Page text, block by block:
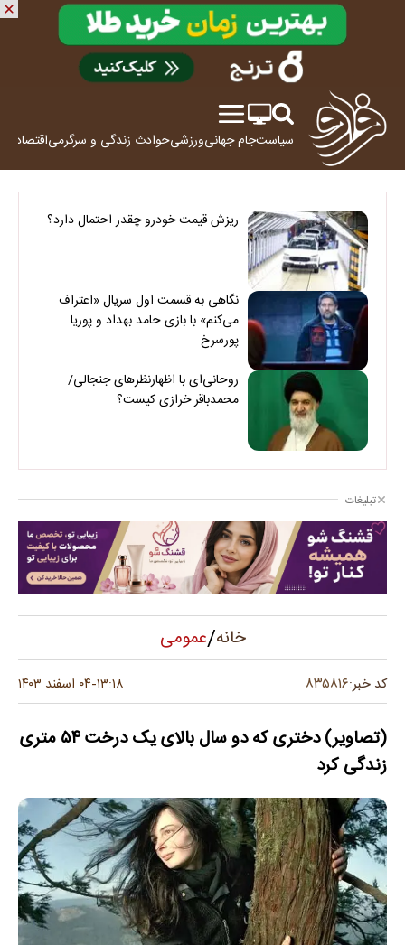
سیاستجام جهانیورزشیحوادث زندگی و سرگرمیاقتصاد
ریزش قیمت خودرو چقدر احتمال دارد؟
نگاهی به قسمت اول سریال «اعتراف
می‌کنم» با بازی حامد بهداد و پوریا
پورسرخ
روحانی‌ای با اظهارنظرهای جنجالی/
محمدباقر خرازی کیست؟
تبلیغات
خانه/عمومی
کد خبر:۸۳۵۸۱۶ ۱۳:۱۸-۰۴ اسفند ۱۴۰۳
(تصاویر) دختری که دو سال بالای یک درخت ۵۴ متری
زندگی کرد